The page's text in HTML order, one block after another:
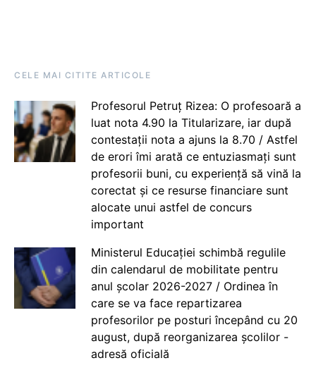
CELE MAI CITITE ARTICOLE
Profesorul Petruț Rizea: O profesoară a
luat nota 4.90 la Titularizare, iar după
contestații nota a ajuns la 8.70 / Astfel
de erori îmi arată ce entuziasmați sunt
profesorii buni, cu experiență să vină la
corectat și ce resurse financiare sunt
alocate unui astfel de concurs
important
Ministerul Educației schimbă regulile
din calendarul de mobilitate pentru
anul școlar 2026-2027 / Ordinea în
care se va face repartizarea
profesorilor pe posturi începând cu 20
august, după reorganizarea școlilor -
adresă oficială